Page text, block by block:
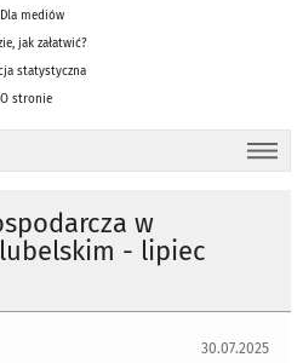
Dla mediów
jak załatwić?
statystyczna
O stronie
w
- lipiec
30.07.2025